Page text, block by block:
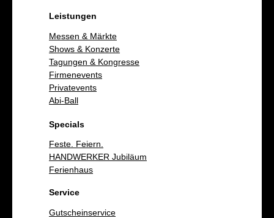
Leistungen
Messen & Märkte
Shows & Konzerte
Tagungen & Kongresse
Firmenevents
Privatevents
Abi-Ball
Specials
Feste. Feiern.
HANDWERKER Jubiläum
Ferienhaus
Service
Gutscheinservice